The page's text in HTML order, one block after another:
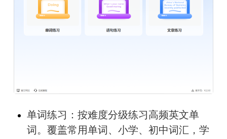
单词练习：按难度分级练习高频英文单
词。覆盖常用单词、小学、初中词汇，学